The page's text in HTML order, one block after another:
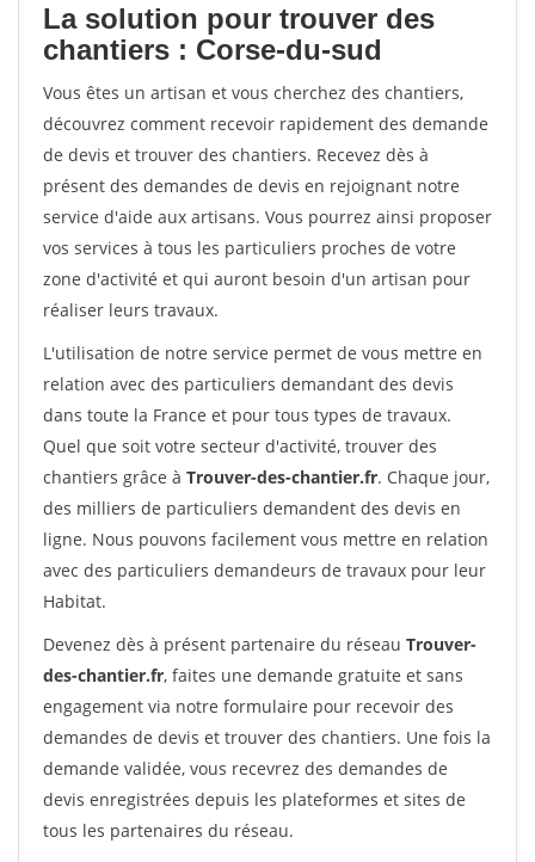
La solution pour trouver des
chantiers : Corse-du-sud
Vous êtes un artisan et vous cherchez des chantiers,
découvrez comment recevoir rapidement des demande
de devis et trouver des chantiers. Recevez dès à
présent des demandes de devis en rejoignant notre
service d'aide aux artisans. Vous pourrez ainsi proposer
vos services à tous les particuliers proches de votre
zone d'activité et qui auront besoin d'un artisan pour
réaliser leurs travaux.
L'utilisation de notre service permet de vous mettre en
relation avec des particuliers demandant des devis
dans toute la France et pour tous types de travaux.
Quel que soit votre secteur d'activité, trouver des
chantiers grâce à Trouver-des-chantier.fr. Chaque jour,
des milliers de particuliers demandent des devis en
ligne. Nous pouvons facilement vous mettre en relation
avec des particuliers demandeurs de travaux pour leur
Habitat.
Devenez dès à présent partenaire du réseau Trouver-
des-chantier.fr, faites une demande gratuite et sans
engagement via notre formulaire pour recevoir des
demandes de devis et trouver des chantiers. Une fois la
demande validée, vous recevrez des demandes de
devis enregistrées depuis les plateformes et sites de
tous les partenaires du réseau.